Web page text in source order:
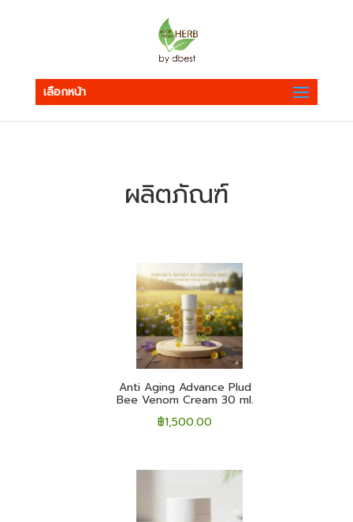
เลือกหน้า
ผลิตภัณฑ์
Anti Aging Advance Plud
Bee Venom Cream 30 ml.
฿1,500.00